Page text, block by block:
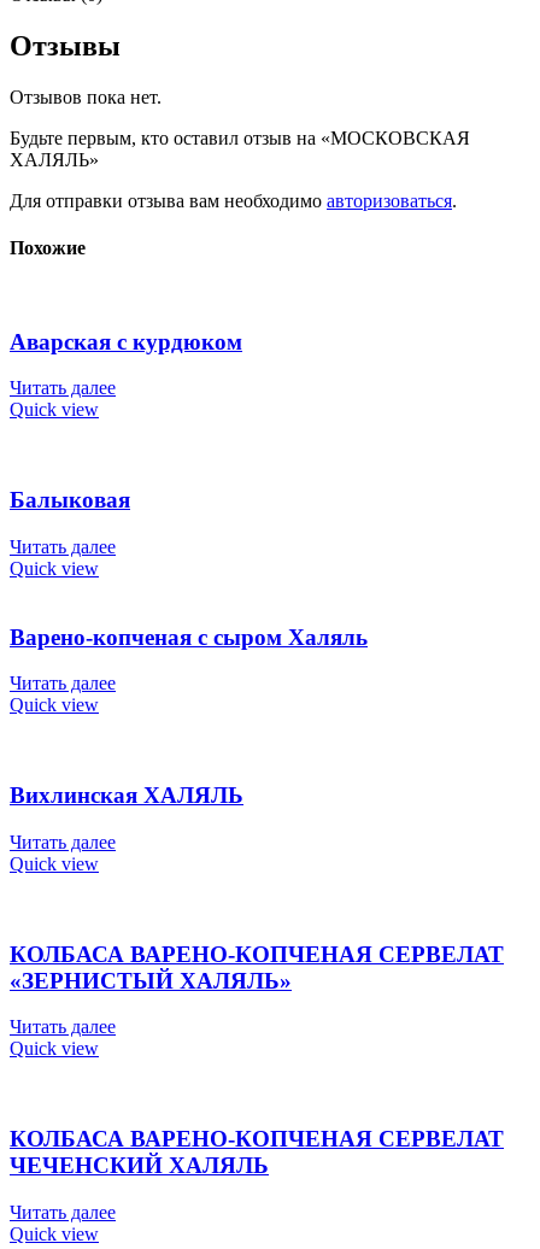
Отзывы
Отзывов пока нет.
Будьте первым, кто оставил отзыв на «МОСКОВСКАЯ
ХАЛЯЛЬ»
Для отправки отзыва вам необходимо авторизоваться.
Похожие
Аварская с курдюком
Читать далее
Quick view
Балыковая
Читать далее
Quick view
Варено-копченая с сыром Халяль
Читать далее
Quick view
Вихлинская ХАЛЯЛЬ
Читать далее
Quick view
КОЛБАСА ВАРЕНО-КОПЧЕНАЯ СЕРВЕЛАТ
«ЗЕРНИСТЫЙ ХАЛЯЛЬ»
Читать далее
Quick view
КОЛБАСА ВАРЕНО-КОПЧЕНАЯ СЕРВЕЛАТ
ЧЕЧЕНСКИЙ ХАЛЯЛЬ
Читать далее
Quick view